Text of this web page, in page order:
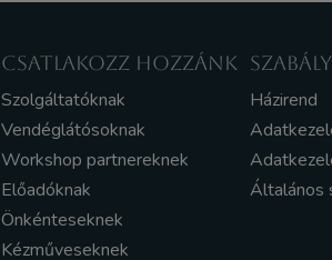
CSATLAKOZZ HOZZÁNK
Szolgáltatóknak
Vendéglátósoknak
Workshop partnereknek
Előadóknak
Önkénteseknek
Kézműveseknek
Házirend
Általános